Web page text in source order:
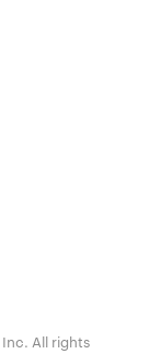
All rights